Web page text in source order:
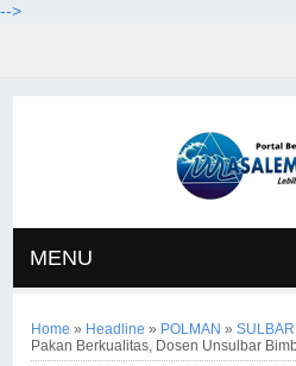
-->
MENU
Home » Headline » POLMAN »SULBAR
Pakan Berkualitas, Dosen Unsulbar